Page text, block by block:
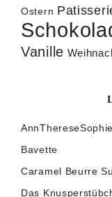
Ostern
Vanille
AnnThereseSophie
Bavette
Caramel Beurre
Das